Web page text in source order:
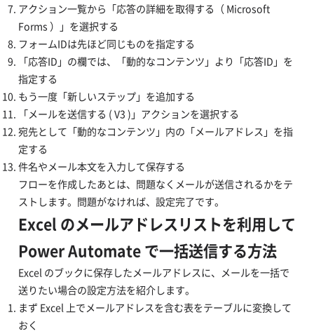
アクション一覧から「応答の詳細を取得する（ Microsoft
Forms ）」を選択する
フォームIDは先ほど同じものを指定する
「応答ID」の欄では、「動的なコンテンツ」より「応答ID」を
指定する
もう一度「新しいステップ」を追加する
「メールを送信する ( V3 )」アクションを選択する
宛先として「動的なコンテンツ」内の「メールアドレス」を指
定する
件名やメール本文を入力して保存する
フローを作成したあとは、問題なくメールが送信されるかをテ
ストします。問題がなければ、設定完了です。
Excel のメールアドレスリストを利用して
Power Automate で一括送信する方法
Excel のブックに保存したメールアドレスに、メールを一括で
送りたい場合の設定方法を紹介します。
まず Excel 上でメールアドレスを含む表をテーブルに変換して
おく